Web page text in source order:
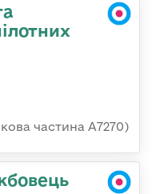
частина А7270)